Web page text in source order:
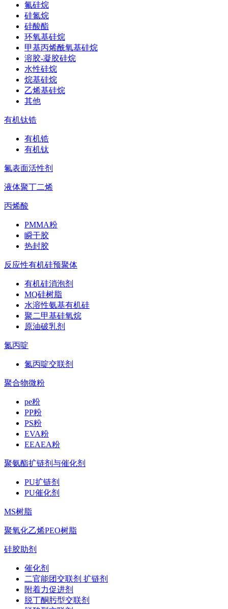
氟硅烷
硅氮烷
硅酸酯
环氧基硅烷
甲基丙烯酰氧基硅烷
溶胶-凝胶硅烷
水性硅烷
烷基硅烷
乙烯基硅烷
其他
有机钛锆
有机锆
有机钛
氟表面活性剂
液体聚丁二烯
丙烯酸
PMMA粉
瞬干胶
热封胶
反应性有机硅预聚体
有机硅消泡剂
MQ硅树脂
水溶性氨基有机硅
聚二甲基硅氧烷
原油破乳剂
氮丙啶
氮丙啶交联剂
聚合物微粉
pe粉
PP粉
PS粉
EVA粉
EEAEA粉
聚氨酯扩链剂与催化剂
PU扩链剂
PU催化剂
MS树脂
聚氧化乙烯PEO树脂
硅胶助剂
催化剂
二官能团交联剂 扩链剂
附着力促进剂
脱丁酮肟型交联剂